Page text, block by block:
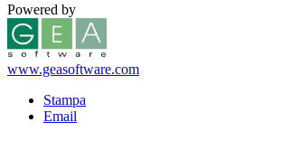
Powered by
www.geasoftware.com
Stampa
Email